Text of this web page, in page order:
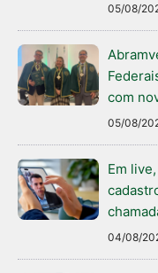
05/08/
com
05/08/
Em
04/08/